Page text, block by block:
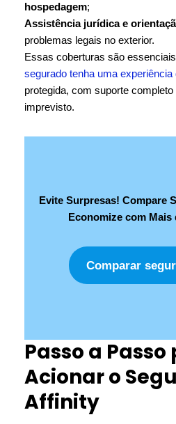
hospedagem;
Assistência jurídica e
problemas legais no exterior.
Essas coberturas são
segurado tenha uma experiência
protegida, com suporte
imprevisto.
Evite Surpresas! Compare
Economize com Mais
Comparar
Passo a Passo
Acionar o
Affinity